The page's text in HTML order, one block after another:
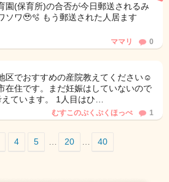
園(保育所)の合否が今日郵送されるみ
ソワ🥹🫧 もう郵送された人居ます
ママリ 0
区でおすすめの産院教えてください☺️
在住です。まだ妊娠はしていないので
ています。 1人目はひ…
むすこのぷくぷくほっぺ 1
4 5 20 40